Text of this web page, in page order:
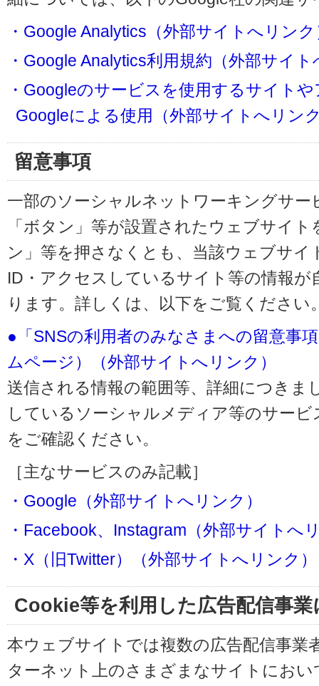
・Google Analytics（外部サイトへリンク
・Google Analytics利用規約（外部サイ
・Googleのサービスを使用するサイト
Googleによる使用（外部サイトへリン
留意事項
一部のソーシャルネットワーキングサー
「ボタン」等が設置されたウェブサイ
ン」等を押さなくとも、当該ウェブサイ
ID・アクセスしているサイト等の情報
ります。詳しくは、以下をご覧ください
●「SNSの利用者のみなさまへの留意事
ムページ）（外部サイトへリンク）
送信される情報の範囲等、詳細につきま
しているソーシャルメディア等のサー
をご確認ください。
［主なサービスのみ記載］
・Google（外部サイトへリンク）
・Facebook、Instagram（外部サイトへ
・X（旧Twitter）（外部サイトへリンク）
Cookie等を利用した広告配信事
本ウェブサイトでは複数の広告配信事業
ターネット上のさまざまなサイトにお